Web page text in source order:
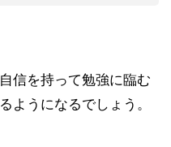
信を持って勉強に臨む
ようになるでしょう。